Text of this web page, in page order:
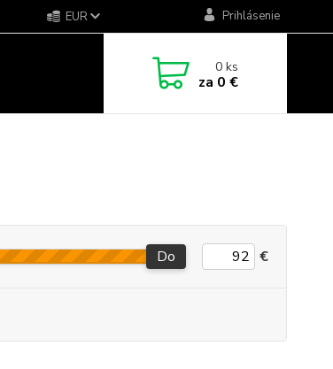
EUR Prihlásenie
0ks
za 0 €
Do €